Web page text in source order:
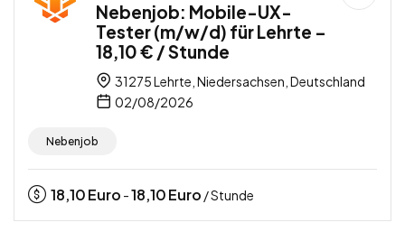
Nebenjob: Mobile-UX-
Tester (m/w/d) für Lehrte –
18,10 € / Stunde
31275 Lehrte, Niedersachsen, Deutschland
02/08/2026
Nebenjob
18,10Euro -18,10Euro / Stunde